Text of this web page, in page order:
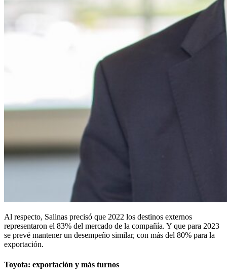
Al respecto, Salinas precisó que 2022 los destinos externos
representaron el 83% del mercado de la compañía. Y que para 2023
se prevé mantener un desempeño similar, con más del 80% para la
exportación.
Toyota: exportación y más turnos